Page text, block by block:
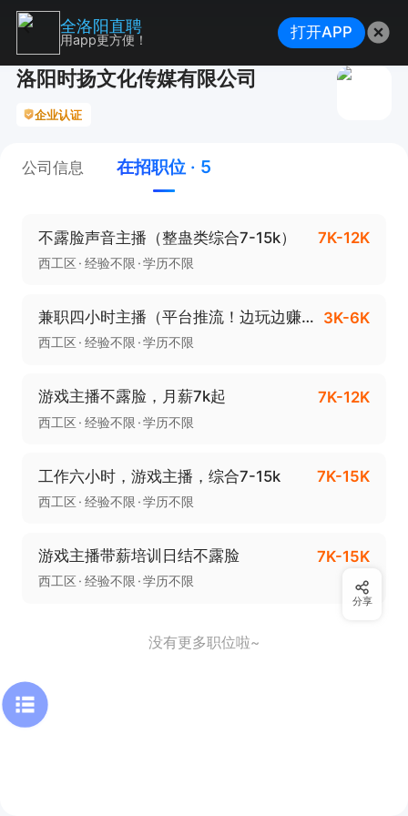
洛阳时扬文化传媒有限公司
企业认证
公司信息 在招职位 · 5
不露脸声音主播（整蛊类综合7-15k） 7K-12K
西工区 经验不限 学历不限
兼职四小时主播（平台推流！边玩边赚钱） 3K-6K
西工区 经验不限 学历不限
游戏主播不露脸，月薪7k起 7K-12K
西工区 经验不限 学历不限
工作六小时，游戏主播，综合7-15k 7K-15K
西工区 经验不限 学历不限
游戏主播带薪培训日结不露脸 7K-15K
西工区 经验不限 学历不限
没有更多职位啦~
分享
全洛阳直聘
用app更方便！ 打开APP